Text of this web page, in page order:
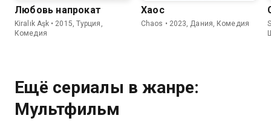
Любовь напрокат
Kiralık Aşk • 2015, Турция,
Комедия
Хаос
Chaos • 2023, Дания, Комедия
Ещё сериалы в жанре:
Мультфильм